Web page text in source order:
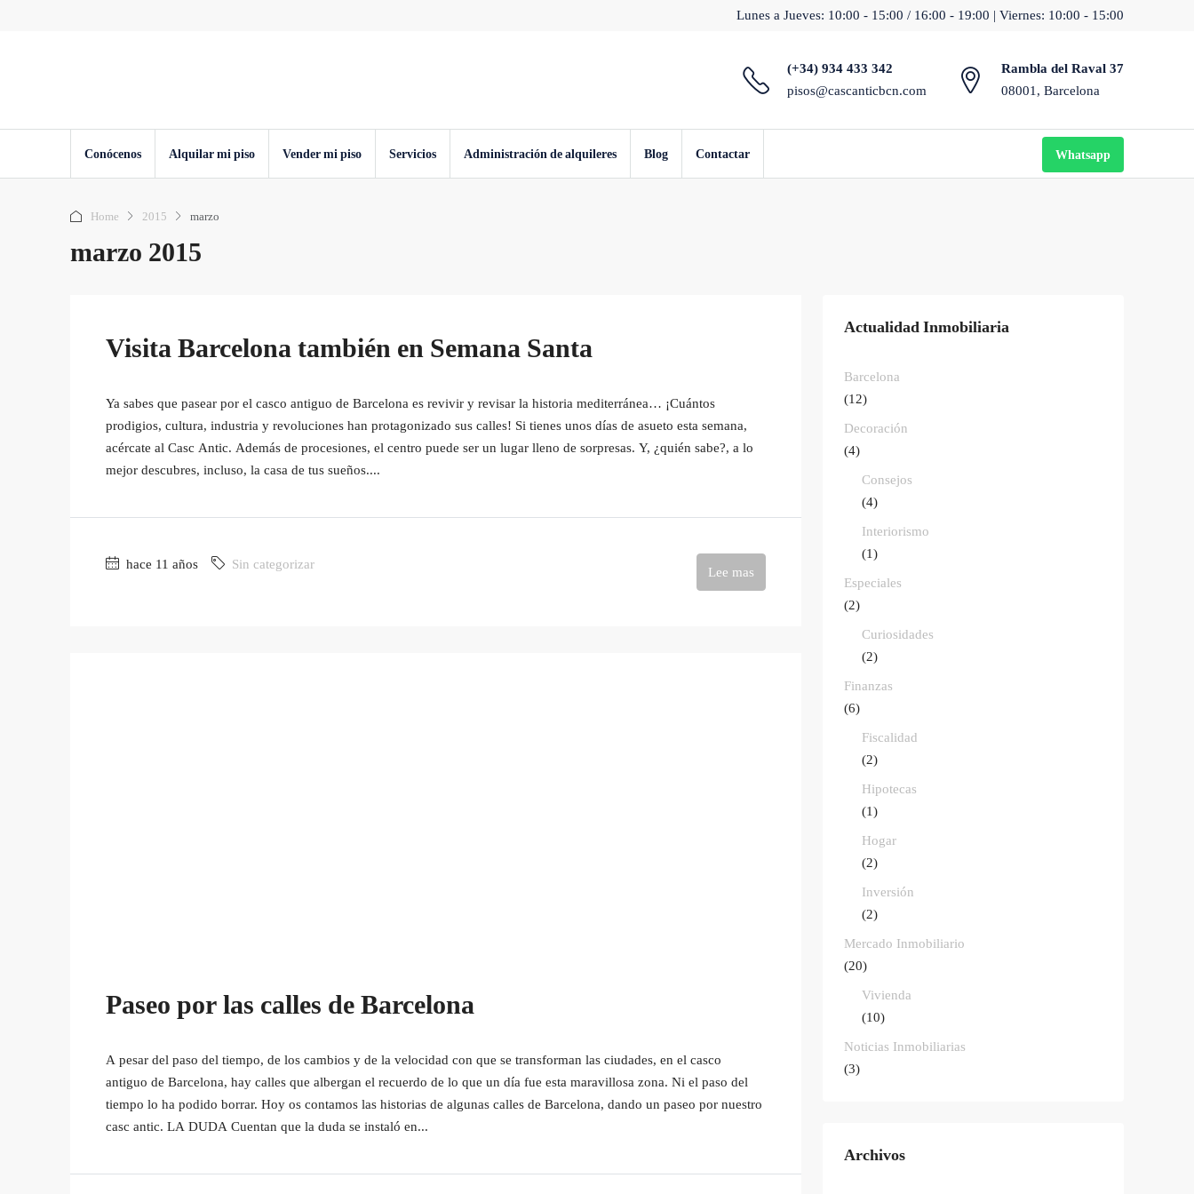
Lunes a Jueves: 10:00 - 15:00 / 16:00 - 19:00 | Viernes: 10:00 - 15:00
(+34) 934 433 342
pisos@cascanticbcn.com
Rambla del Raval 37
08001, Barcelona
Conócenos Alquilar mi piso Vender mi piso Servicios Administración de alquileres Blog Contactar Whatsapp
Home 2015 marzo
marzo 2015
Visita Barcelona también en Semana Santa
Ya sabes que pasear por el casco antiguo de Barcelona es revivir y revisar la historia mediterránea… ¡Cuántos
prodigios, cultura, industria y revoluciones han protagonizado sus calles! Si tienes unos días de asueto esta semana,
acércate al Casc Antic. Además de procesiones, el centro puede ser un lugar lleno de sorpresas. Y, ¿quién sabe?, a lo
mejor descubres, incluso, la casa de tus sueños....
hace 11 años Sin categorizar Lee mas
Paseo por las calles de Barcelona
A pesar del paso del tiempo, de los cambios y de la velocidad con que se transforman las ciudades, en el casco
antiguo de Barcelona, hay calles que albergan el recuerdo de lo que un día fue esta maravillosa zona. Ni el paso del
tiempo lo ha podido borrar. Hoy os contamos las historias de algunas calles de Barcelona, dando un paseo por nuestro
casc antic. LA DUDA Cuentan que la duda se instaló en...
Actualidad Inmobiliaria
Barcelona
(12)
Decoración
(4)
Consejos
(4)
Interiorismo
(1)
Especiales
(2)
Curiosidades
(2)
Finanzas
(6)
Fiscalidad
(2)
Hipotecas
(1)
Hogar
(2)
Inversión
(2)
Mercado Inmobiliario
(20)
Vivienda
(10)
Noticias Inmobiliarias
(3)
Archivos